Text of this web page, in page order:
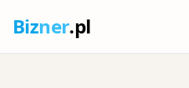
Bizner.pl